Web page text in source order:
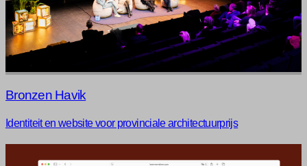
Bronzen Havik
Identiteit en website voor provinciale architectuurprijs